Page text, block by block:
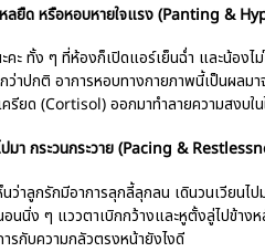
ลยืด หรือหอบหายใจแรง (Panting &
คะ ทั้ง ๆ ที่ห้องก็เปิดแอร์เย็นฉ่ำ และน้อง
ว่าปกติ อาการหอบทางกายภาพนี้เป็นผลม
รียด (Cortisol) ออกมาทำลายความสงบใน
ปมา กระวนกระวาย (Pacing &
นว่าลูกรักมีอาการลุกลี้ลุกลน เดินวนเวียน
นนิ่ง ๆ แววตาเบิกกว้างและหูตั้งลู่ไปข้า
รกับความกลัวตรงหน้ายังไงดี